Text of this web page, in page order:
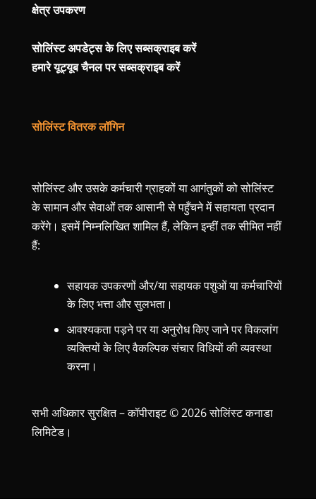
क्षेत्र उपकरण
सोलिंस्ट अपडेट्स के लिए सब्सक्राइब करें
हमारे यूट्यूब चैनल पर सब्सक्राइब करें
सोलिंस्ट वितरक लॉगिन
सोलिंस्ट और उसके कर्मचारी ग्राहकों या आगंतुकों को सोलिंस्ट
के सामान और सेवाओं तक आसानी से पहुँचने में सहायता प्रदान
करेंगे। इसमें निम्नलिखित शामिल हैं, लेकिन इन्हीं तक सीमित नहीं
हैं:
सहायक उपकरणों और/या सहायक पशुओं या कर्मचारियों
के लिए भत्ता और सुलभता।
आवश्यकता पड़ने पर या अनुरोध किए जाने पर विकलांग
व्यक्तियों के लिए वैकल्पिक संचार विधियों की व्यवस्था
करना।
सभी अधिकार सुरक्षित – कॉपीराइट © 2026 सोलिंस्ट कनाडा
लिमिटेड।